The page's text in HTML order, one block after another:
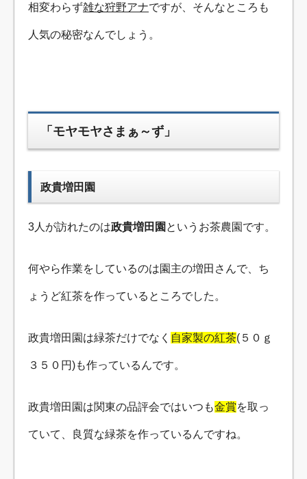
相変わらず雑な狩野アナですが、そんなところも
人気の秘密なんでしょう。
「モヤモヤさまぁ～ず」
政貴増田園
3人が訪れたのは政貴増田園 というお茶農園です。
何やら作業をしているのは園主の増田さんで、ち
ょうど紅茶を作っているところでした。
政貴増田園は緑茶だけでなく 自家製の紅茶(５０ｇ
３５０円)も作っているんです。
政貴増田園は関東の品評会ではいつも金賞を取っ
ていて、良質な緑茶を作っているんですね。